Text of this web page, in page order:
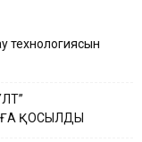
технологиясын
ҚОСЫЛДЫ